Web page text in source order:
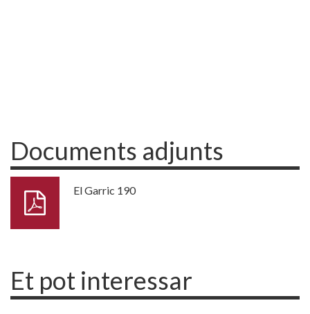
Documents adjunts
El Garric 190
Et pot interessar